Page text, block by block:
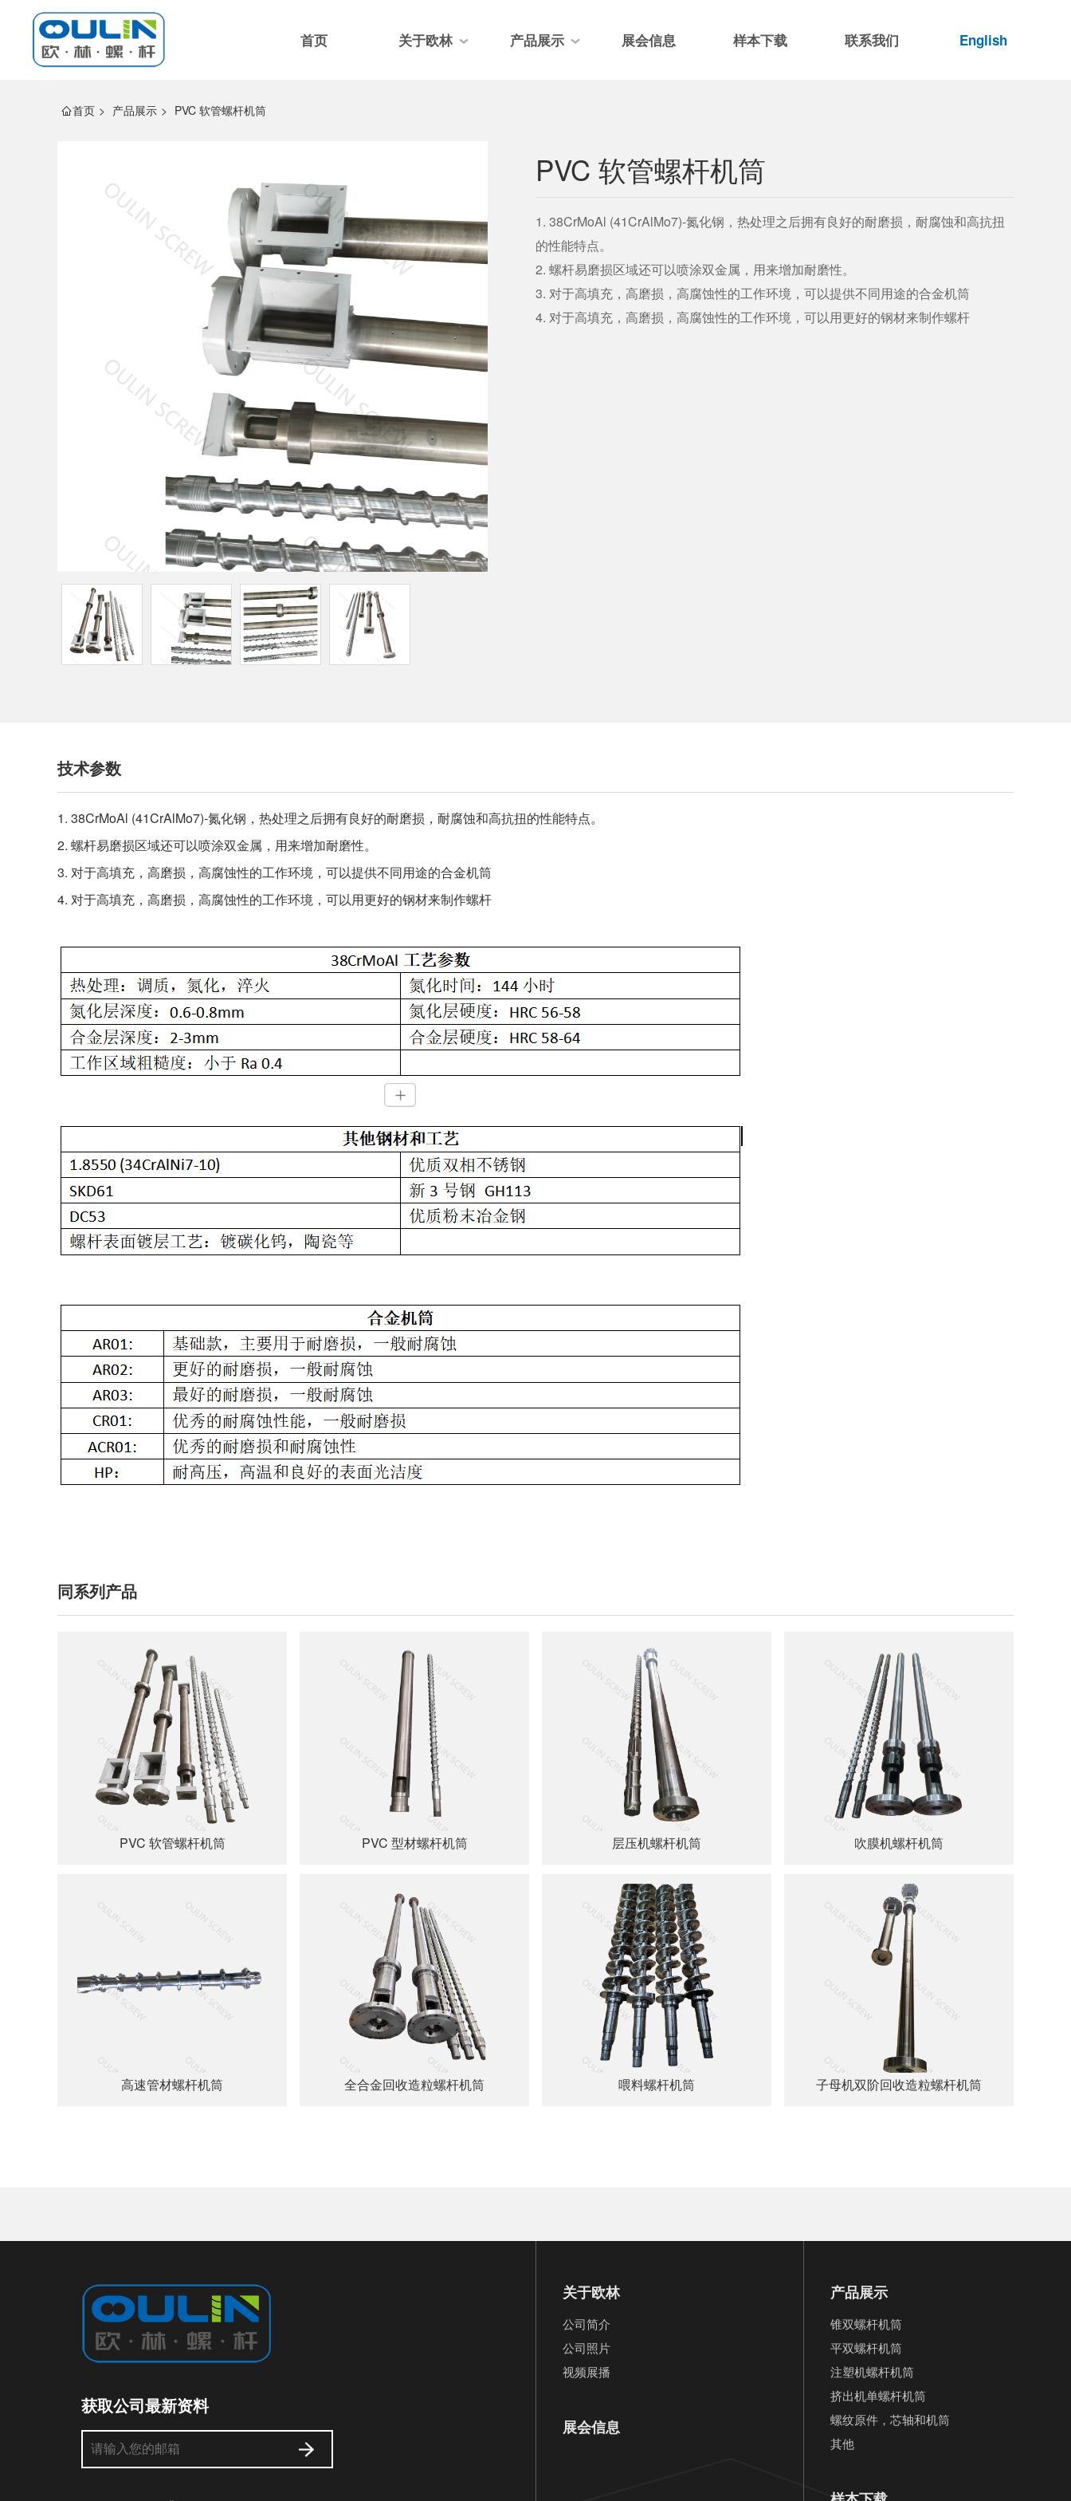
首页 关于欧林 产品展示 展会信息 样本下载 联系我们 English
首页 > 产品展示 > PVC 软管螺杆机筒
PVC 软管螺杆机筒
1. 38CrMoAl (41CrAlMo7)-氮化钢，热处理之后拥有良好的耐磨损，耐腐蚀和高抗扭
的性能特点。
2. 螺杆易磨损区域还可以喷涂双金属，用来增加耐磨性。
3. 对于高填充，高磨损，高腐蚀性的工作环境，可以提供不同用途的合金机筒
4. 对于高填充，高磨损，高腐蚀性的工作环境，可以用更好的钢材来制作螺杆
技术参数
1. 38CrMoAl (41CrAlMo7)-氮化钢，热处理之后拥有良好的耐磨损，耐腐蚀和高抗扭的性能特点。
2. 螺杆易磨损区域还可以喷涂双金属，用来增加耐磨性。
3. 对于高填充，高磨损，高腐蚀性的工作环境，可以提供不同用途的合金机筒
4. 对于高填充，高磨损，高腐蚀性的工作环境，可以用更好的钢材来制作螺杆
同系列产品
PVC 软管螺杆机筒 PVC 型材螺杆机筒 层压机螺杆机筒 吹膜机螺杆机筒
高速管材螺杆机筒 全合金回收造粒螺杆机筒 喂料螺杆机筒 子母机双阶回收造粒螺杆机筒
获取公司最新资料
关于欧林
公司简介
公司照片
视频展播
展会信息
产品展示
锥双螺杆机筒
平双螺杆机筒
注塑机螺杆机筒
挤出机单螺杆机筒
螺纹原件，芯轴和机筒
其他